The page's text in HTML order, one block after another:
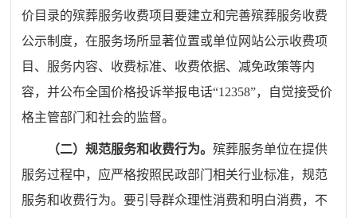
价目录的殡葬服务收费项目要建立和完善殡葬服务收费
公示制度，在服务场所显著位置或单位网站公示收费项
目、服务内容、收费标准、收费依据、减免政策等内
容，并公布全国价格投诉举报电话“12358”，自觉接受价
格主管部门和社会的监督。
（二）规范服务和收费行为。殡葬服务单位在提供
服务过程中，应严格按照民政部门相关行业标准，规范
服务和收费行为。要引导群众理性消费和明白消费，不